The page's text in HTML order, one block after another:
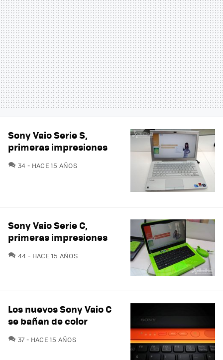
Sony Vaio Serie S,
primeras impresiones
34 COMENTARIOS
HACE 15 AÑOS
Sony Vaio Serie C,
primeras impresiones
44 COMENTARIOS
HACE 15 AÑOS
Los nuevos Sony Vaio C
se bañan de color
37COMENTARIOS
HACE 15 AÑOS